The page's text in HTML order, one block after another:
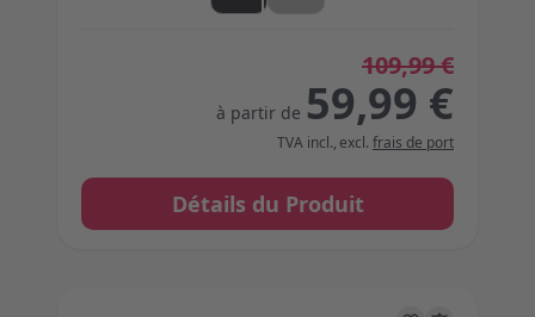
109,99 €
à partir de 59,99 €
TVA incl., excl. frais de port
Détails du Produit